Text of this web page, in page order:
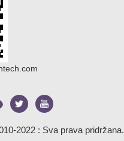
2022 : Sva prava pridržana.